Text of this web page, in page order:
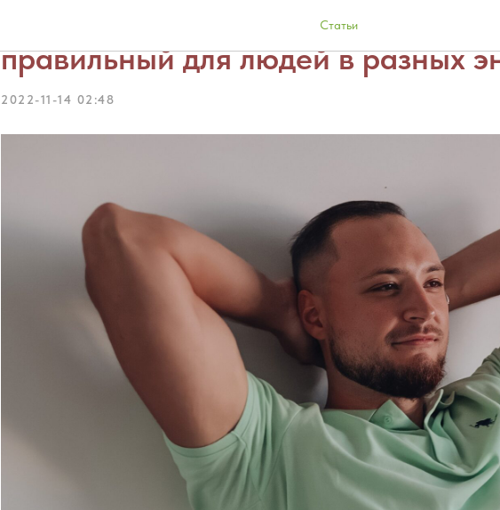
Статьи
Отдых. Как отдыхают и какой вид
правильный для людей в разных
2022-11-14 02:48